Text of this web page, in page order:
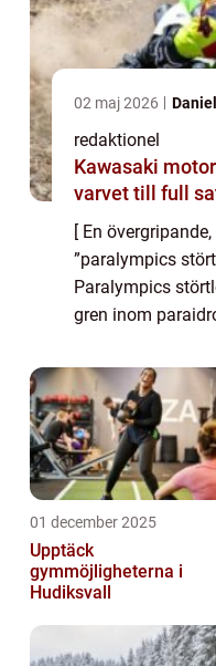
02 maj 2026
redaktionel
Kawasaki
varvet till full
[ En
”paralympics
Paralympics
gren inom
åskådare. Denna
01 december 2025
Upptäck
gymmöjligheterna i
Hudiksvall